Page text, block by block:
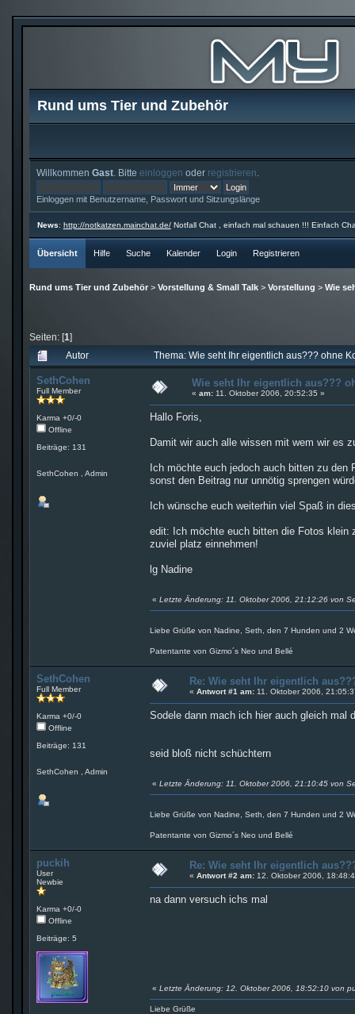
Rund ums Tier und Zubehör
Willkommen Gast. Bitte einloggen oder registrieren
Einloggen mit Benutzername, Passwort und Sitzungslänge
News: http://notkatzen.mainchat.de/Notfall Chat , einfach mal schauen !!! Einfach
Übersicht Hilfe Suche Kalender Login Registrieren
Rund ums Tier und Zubehör> Vorstellung & Small Talk> Vorstellung > Wie
Seiten: [1]
Autor
Thema: Wie seht Ihr eigentlich aus??? ohne
SethCohen
Full Member
Karma +0/-0
Offline
Beiträge: 131
SethCohen , Admin
Wie seht Ihr eigentlich aus???
« am:11. Oktober 2006, 20:52:35 »
Hallo Foris,
Damit wir auch alle wissen mit wem wir es
Ich möchte euch jedoch auch bitten zu den
sonst den Beitrag nur unnötig sprengen
Ich wünsche euch weiterhin viel Spaß in
edit: Ich möchte euch bitten die Fotos klein
zuviel platz einnehmen!
lg Nadine
« Letzte Änderung: 11. Oktober 2006, 21:12:26 von
Liebe Grüße von Nadine, Seth, den 7 Hunden und 2
Patentante von Gizmo´s Neo und Bellé
SethCohen
Full Member
Karma +0/-0
Offline
Beiträge: 131
SethCohen , Admin
Re: Wie seht Ihr eigentlich
« Antwort #1 am:11. Oktober 2006,
Sodele dann mach ich hier auch gleich mal
seid bloß nicht schüchtern
« Letzte Änderung: 11. Oktober 2006, 21:10:45 von
Liebe Grüße von Nadine, Seth, den 7 Hunden und 2
Patentante von Gizmo´s Neo und Bellé
puckih
User
Newbie
Karma +0/-0
Offline
Beiträge: 5
Re: Wie seht Ihr eigentlich
« Antwort #2 am:12. Oktober 2006,
na dann versuch ichs mal
« Letzte Änderung: 12. Oktober 2006, 18:52:10 von
Liebe Grüße